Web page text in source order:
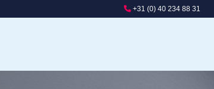
+31 (0) 40 234 88 31